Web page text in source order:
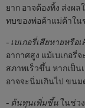
ยาก อาจต้องทิ้ง ส่งผ
ทบของพ่อค้าแม่ค้าใน
- เบเกอรี่เสียหายหรือ
อากาศสูง แม้เบเกอรี่
สภาพเร็วขึ้น หากเป็น
อาจจะนิ่มเกินไป ขน
- ต้นทุนเพิ่มขึ้นในช่ว